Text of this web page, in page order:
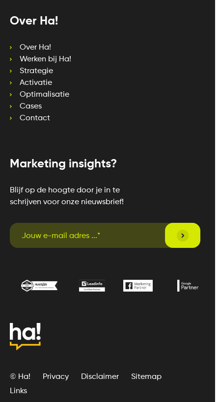
Over Ha!
Over Ha!
Werken bij Ha!
Strategie
Activatie
Optimalisatie
Cases
Contact
Marketing insights?
Blijf op de hoogte door je in te
schrijven voor onze nieuwsbrief!
© Ha! Privacy Disclaimer
Sitemap
Links